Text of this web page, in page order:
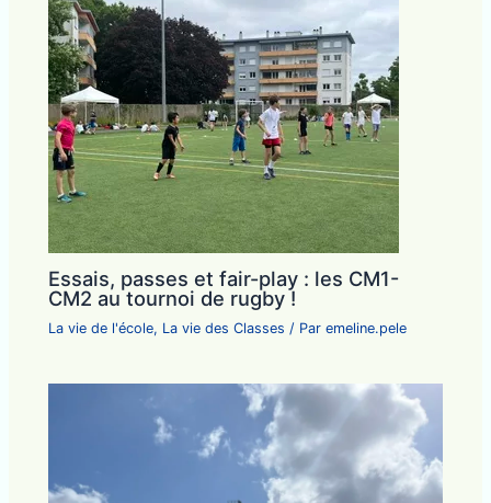
Essais, passes et fair-play : les CM1-
CM2 au tournoi de rugby !
La vie de l'école, La vie des Classes / Paremeline.pele